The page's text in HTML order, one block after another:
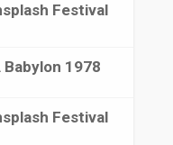
Festival
Babylon 1978
Festival